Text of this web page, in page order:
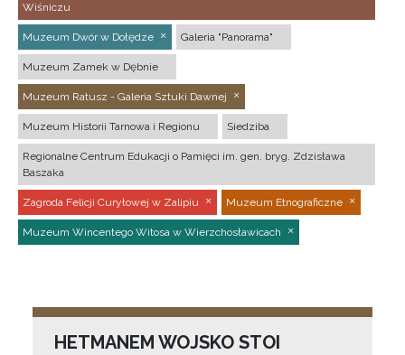
Wiśniczu
Muzeum Dwór w Dołędze Galeria "Panorama"
Muzeum Zamek w Dębnie
Muzeum Ratusz - Galeria Sztuki Dawnej
Muzeum Historii Tarnowa i Regionu Siedziba
Regionalne Centrum Edukacji o Pamięci im. gen. bryg. Zdzisława
Baszaka
Zagroda Felicji Curyłowej w Zalipiu Muzeum Etnograficzne
Muzeum Wincentego Witosa w Wierzchosławicach
HETMANEM WOJSKO STOI